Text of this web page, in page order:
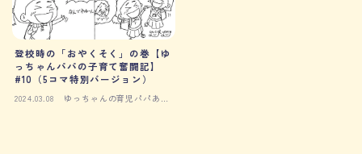
登校時の「おやくそく」の巻【ゆ
っちゃんパパの子育て奮闘記】
#10（5コマ特別バージョン）
2024.03.08
ゆっちゃんの育児パパある